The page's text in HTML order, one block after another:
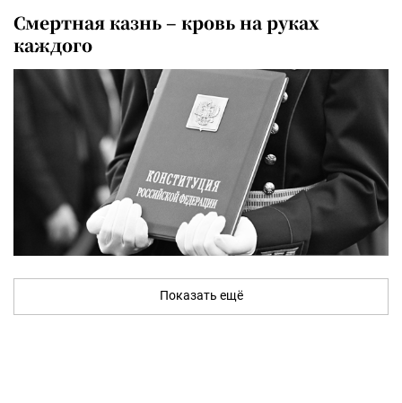
Смертная казнь – кровь на руках
каждого
Показать ещё